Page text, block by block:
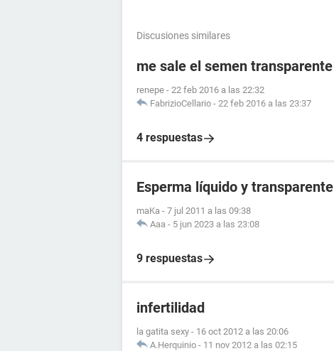
Discusiones similares
me sale el semen transparente
renepe - 22 feb 2016 a las 22:32
FabrizioCellario - 22 feb 2016 a las 23:37
4 respuestas
Esperma líquido y transparente
maKa - 7 jul 2011 a las 09:38
Aaa - 5 jun 2023 a las 23:08
9 respuestas
infertilidad
la gatita sexy - 16 oct 2012 a las 20:06
A.Herquinio - 11 nov 2012 a las 02:15